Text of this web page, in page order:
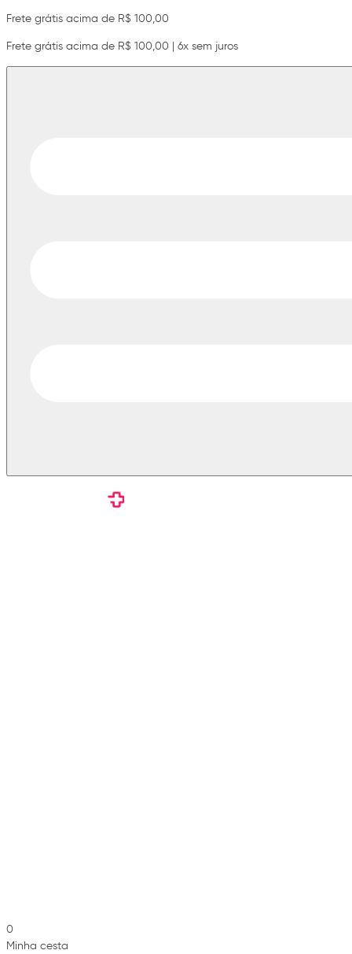
Frete grátis acima de R$ 100,00
Frete grátis acima de R$ 100,00 | 6x sem juros
0
Minha cesta